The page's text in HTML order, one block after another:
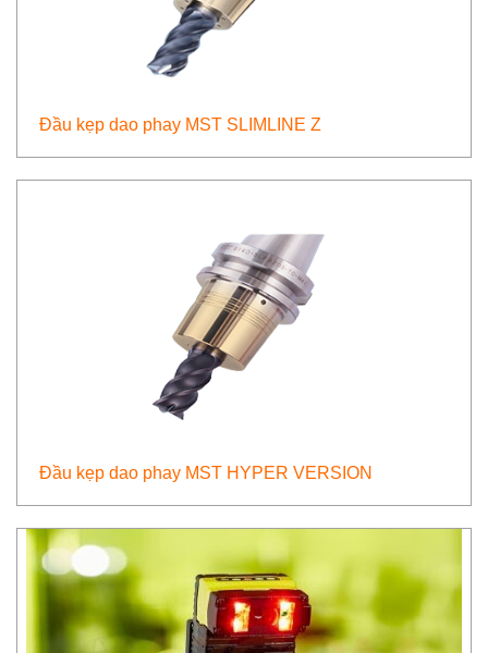
Đầu kẹp dao phay MST SLIMLINE Z
Đầu kẹp dao phay MST HYPER VERSION